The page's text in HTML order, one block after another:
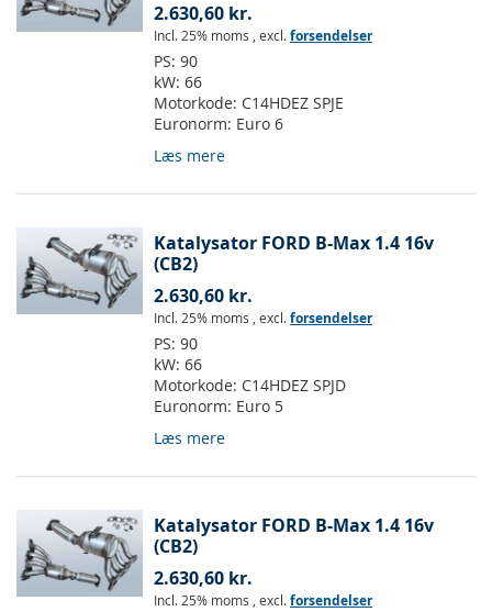
2.630,60 kr.
Incl. 25% moms , excl.forsendelser
PS: 90
kW: 66
Motorkode: C14HDEZ SPJE
Euronorm: Euro 6
Læs mere
Katalysator FORD B-Max 1.4 16v
(CB2)
2.630,60 kr.
Incl. 25% moms , excl.forsendelser
PS: 90
kW: 66
Motorkode: C14HDEZ SPJD
Euronorm: Euro 5
Læs mere
Katalysator FORD B-Max 1.4 16v
(CB2)
2.630,60 kr.
Incl. 25% moms , excl.forsendelser